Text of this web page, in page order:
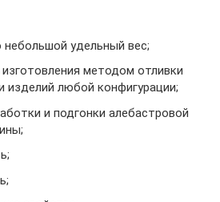
небольшой удельный вес;
методом отливки
изделий любой конфигурации;
и подгонки алебастровой